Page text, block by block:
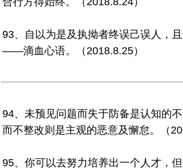
93、自以为是及执拗者终误己误人，且
——滴血心语。（2018.8.25）
94、未预见问题而失于防备是认知的
而不整改则是主观的恶意及懈怠。（
95、你可以去努力培养出一个人才，